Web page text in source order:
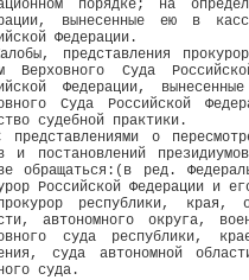
порядке; на
вынесенные ею в
Федерации.
представления
Верховного Суда
Федерации,
Суда Российской
судебной практики.
о
и постановлений
обращаться:(в ред.
Российской Федерации и
республики, края,
автономного округа,
суда республики,
суда автономной
суда.